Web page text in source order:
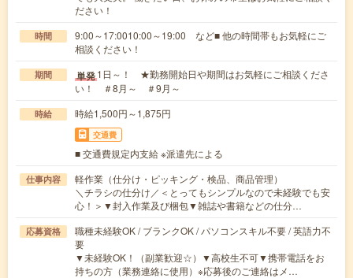
ださい！
時間
9:00～17:0010:00～19:00 など■ 他の時間帯もお気軽にご
相談ください！
期間 単発1日～！ ★勤務開始日や期間はお気軽にご相談くださ
い！ ＃8月～ ＃9月～
時給 時給1,500円～1,875円
交通費
■ 交通費規定内支給 ※派遣先による
仕事内容
軽作業（仕分け・ピッキング・検品、商品管理）
＼チラシの仕分け／＜とってもシンプルなので未経験でも安
心！＞▼封入作業及び梱包▼雑誌や書籍などの仕分…
応募資格
職種未経験OK / ブランクOK / パソコンスキル不要 / 英語力不
要
▼未経験OK！（副業歓迎☆）▼高校生不可▼携帯電話をお
持ちの方（業務連絡に使用）※応募後のご連絡はメ…